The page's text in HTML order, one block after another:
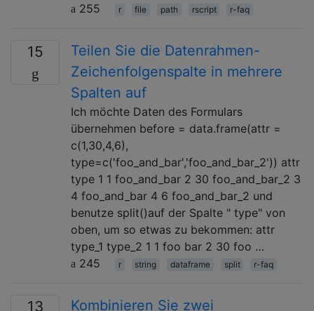
255
r file path rscript r-faq
15
Teilen Sie die Datenrahmen-
Zeichenfolgenspalte in mehrere
Spalten auf
Ich möchte Daten des Formulars
übernehmen before = data.frame(attr =
c(1,30,4,6),
type=c('foo_and_bar','foo_and_bar_2')) attr
type 1 1 foo_and_bar 2 30 foo_and_bar_2 3
4 foo_and_bar 4 6 foo_and_bar_2 und
benutze split()auf der Spalte " type" von
oben, um so etwas zu bekommen: attr
type_1 type_2 1 1 foo bar 2 30 foo …
245
r string dataframe split r-faq
13
Kombinieren Sie zwei